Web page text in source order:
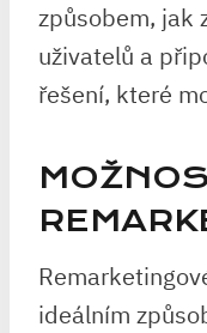
způsobem, jak
uživatelů a
řešení, které
ideálním